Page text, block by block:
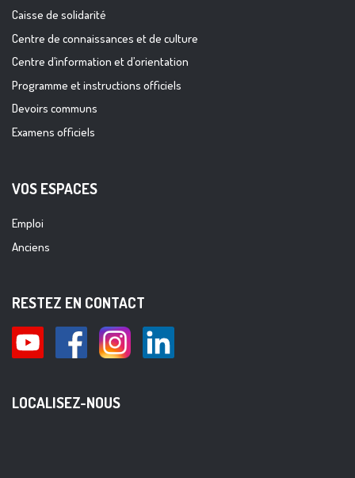
Caisse de solidarité
Centre de connaissances et de culture
Centre d’information et d’orientation
Programme et instructions officiels
Devoirs communs
Examens officiels
VOS ESPACES
Emploi
Anciens
RESTEZ EN CONTACT
LOCALISEZ-NOUS